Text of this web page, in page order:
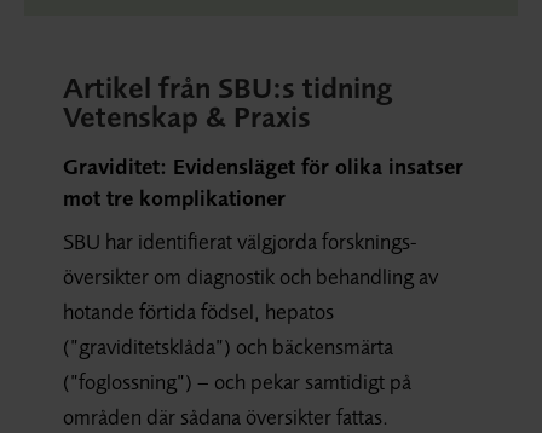
Artikel från SBU:s tidning
Vetenskap & Praxis
Graviditet: Evidensläget för olika insatser
mot tre komplikationer
SBU har identifierat välgjorda forsknings-
översikter om diagnostik och behandling av
hotande förtida födsel, hepatos
(”graviditetsklåda”) och bäckensmärta
(”foglossning”) – och pekar samtidigt på
områden där sådana översikter fattas.